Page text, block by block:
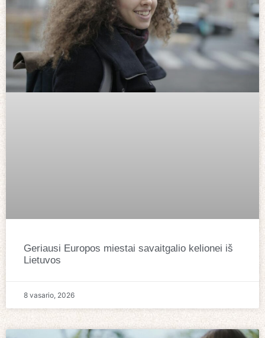
Geriausi Europos miestai savaitgalio kelionei iš
Lietuvos
8 vasario, 2026